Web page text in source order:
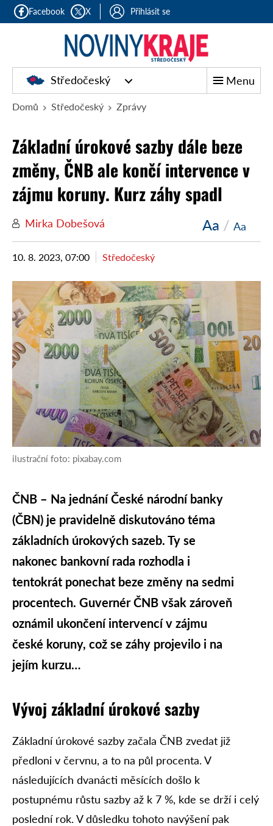
Facebook X Přihlásit se
Středočeský Menu
Domů Středočeský Zprávy
Základní úrokové sazby dále beze
změny, ČNB ale končí intervence v
zájmu koruny. Kurz záhy spadl
Mirka Dobešová Aa / Aa
10. 8. 2023, 07:00 Středočeský
ilustrační foto: pixabay.com
ČNB – Na jednání České národní banky
(ČBN) je pravidelně diskutováno téma
základních úrokových sazeb. Ty se
nakonec bankovní rada rozhodla i
tentokrát ponechat beze změny na sedmi
procentech. Guvernér ČNB však zároveň
oznámil ukončení intervencí v zájmu
české koruny, což se záhy projevilo i na
jejím kurzu…
Vývoj základní úrokové sazby
Základní úrokové sazby začala ČNB zvedat již
předloni v červnu, a to na půl procenta. V
následujících dvanácti měsících došlo k
postupnému růstu sazby až k 7 %, kde se drží i celý
poslední rok. V důsledku tohoto navýšení pak